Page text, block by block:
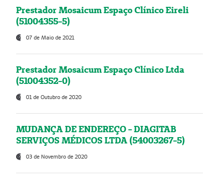
Prestador Mosaicum Espaço Clínico Eireli
(51004355-5)
07 de Maio de 2021
Prestador Mosaicum Espaço Clínico Ltda
(51004352-0)
01 de Outubro de 2020
MUDANÇA DE ENDEREÇO - DIAGITAB
SERVIÇOS MÉDICOS LTDA (54003267-5)
03 de Novembro de 2020